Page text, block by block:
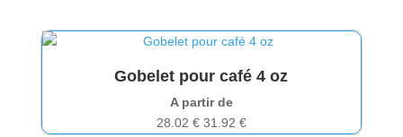
Gobelet pour café 4 oz
A partir de
28.02 € 31.92 €